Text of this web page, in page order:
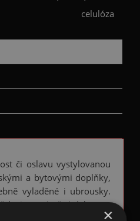
celulóza
či oslavu vystylovanou
a bytovými doplňky,
vyladěné i ubrousky.
je to výtečná dekorace
ubrousky mějte doma
×